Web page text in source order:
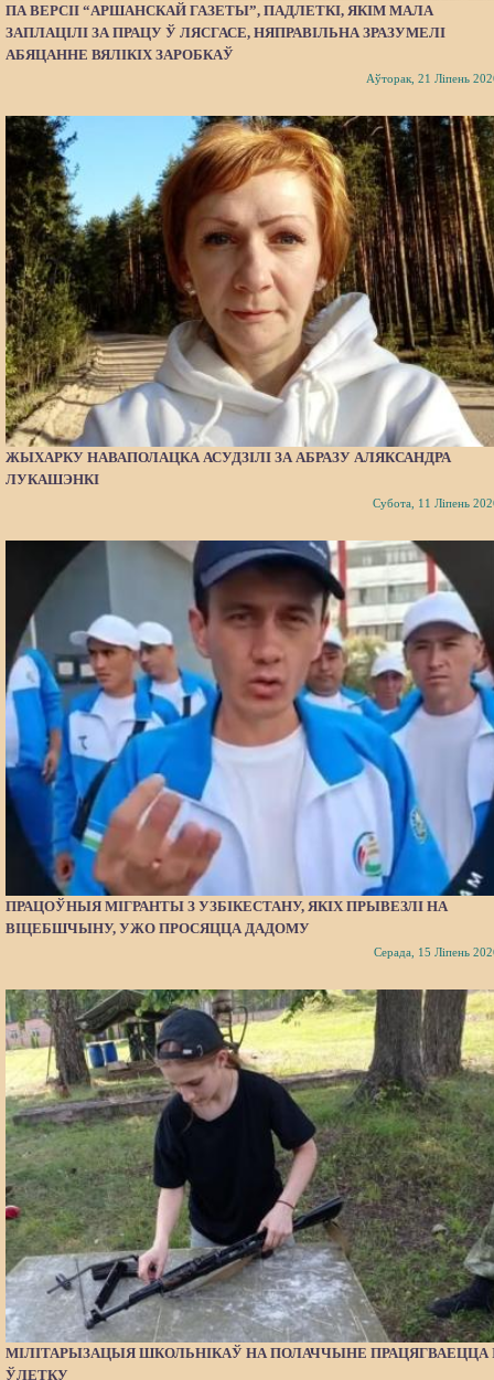
ПА ВЕРСІІ “АРШАНСКАЙ ГАЗЕТЫ”, ПАДЛЕТКІ, ЯКІМ МАЛА
ЗАПЛАЦІЛІ ЗА ПРАЦУ Ў ЛЯСГАСЕ, НЯПРАВІЛЬНА ЗРАЗУМЕЛІ
АБЯЦАННЕ ВЯЛІКІХ ЗАРОБКАЎ
Аўторак, 21 Ліпень
ЖЫХАРКУ НАВАПОЛАЦКА АСУДЗІЛІ ЗА АБРАЗУ АЛЯКСАНДРА
ЛУКАШЭНКІ
Субота, 11 Ліпень
ПРАЦОЎНЫЯ МІГРАНТЫ З УЗБІКЕСТАНУ, ЯКІХ ПРЫВЕЗЛІ НА
ВІЦЕБШЧЫНУ, УЖО ПРОСЯЦЦА ДАДОМУ
Серада, 15 Ліпень
МІЛІТАРЫЗАЦЫЯ ШКОЛЬНІКАЎ НА ПОЛАЧЧЫНЕ ПРАЦЯГВАЕЦЦА
ЎЛЕТКУ